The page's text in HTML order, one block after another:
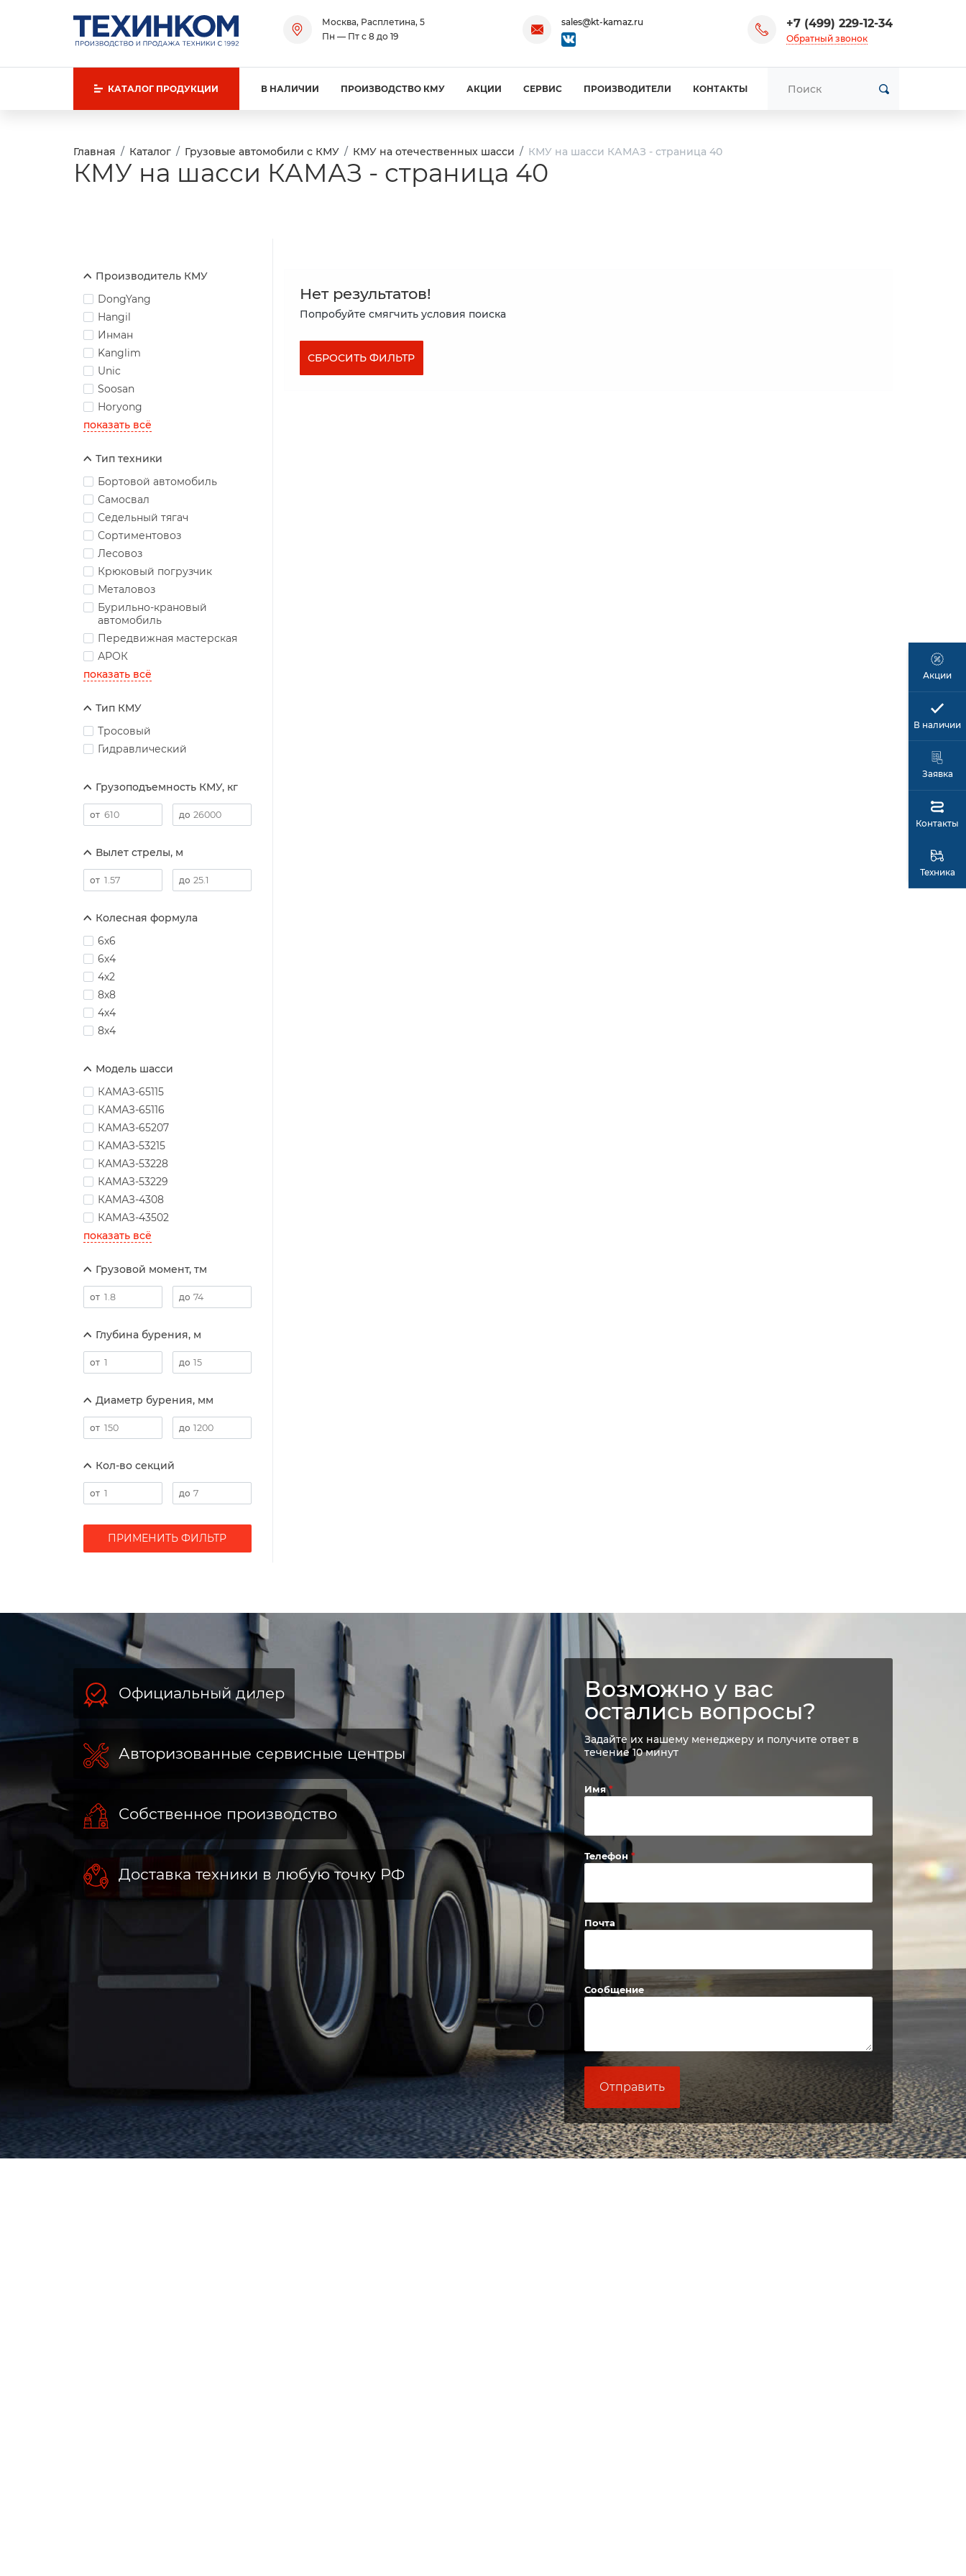
Москва, Расплетина, 5
Пн — Пт с 8 до 19
sales@kt-kamaz.ru +7 (499) 229-12-34
Обратный звонок
КАТАЛОГ ПРОДУКЦИИ В НАЛИЧИИ ПРОИЗВОДСТВО КМУ АКЦИИ СЕРВИС ПРОИЗВОДИТЕЛИ КОНТАКТЫ
Главная Каталог Грузовые автомобили с КМУ КМУ на отечественных шасси КМУ на шасси КАМАЗ - страница 40
КМУ на шасси КАМАЗ - страница 40
Производитель КМУ
DongYang
Hangil
Инман
Kanglim
Unic
Soosan
Horyong
показать всё
Тип техники
Бортовой автомобиль
Самосвал
Седельный тягач
Сортиментовоз
Лесовоз
Крюковый погрузчик
Металовоз
Бурильно-крановый
автомобиль
Передвижная мастерская
АРОК
показать всё
Тип КМУ
Тросовый
Гидравлический
Грузоподъемность КМУ, кг
Вылет стрелы, м
Колесная формула
6х6
6х4
4х2
8х8
4х4
8х4
Модель шасси
КАМАЗ-65115
КАМАЗ-65116
КАМАЗ-65207
КАМАЗ-53215
КАМАЗ-53228
КАМАЗ-53229
КАМАЗ-4308
КАМАЗ-43502
показать всё
Грузовой момент, тм
Глубина бурения, м
Диаметр бурения, мм
Кол-во секций
ПРИМЕНИТЬ ФИЛЬТР
Нет результатов!
Попробуйте смягчить условия поиска
СБРОСИТЬ ФИЛЬТР
Официальный дилер
Авторизованные сервисные центры
Собственное производство
Доставка техники в любую точку РФ
Возможно у вас
остались вопросы?
Задайте их нашему менеджеру и получите ответ в
течение 10 минут
Имя
Телефон
Почта
Сообщение
Акции
В наличии
Заявка
Техника
Контакты